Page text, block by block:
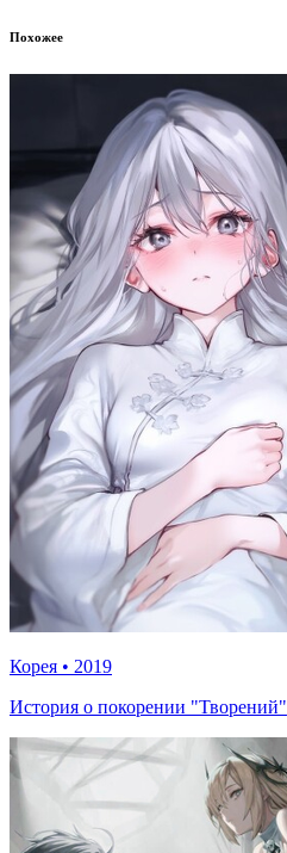
Похожее
Корея • 2019
История о покорении "Творений"